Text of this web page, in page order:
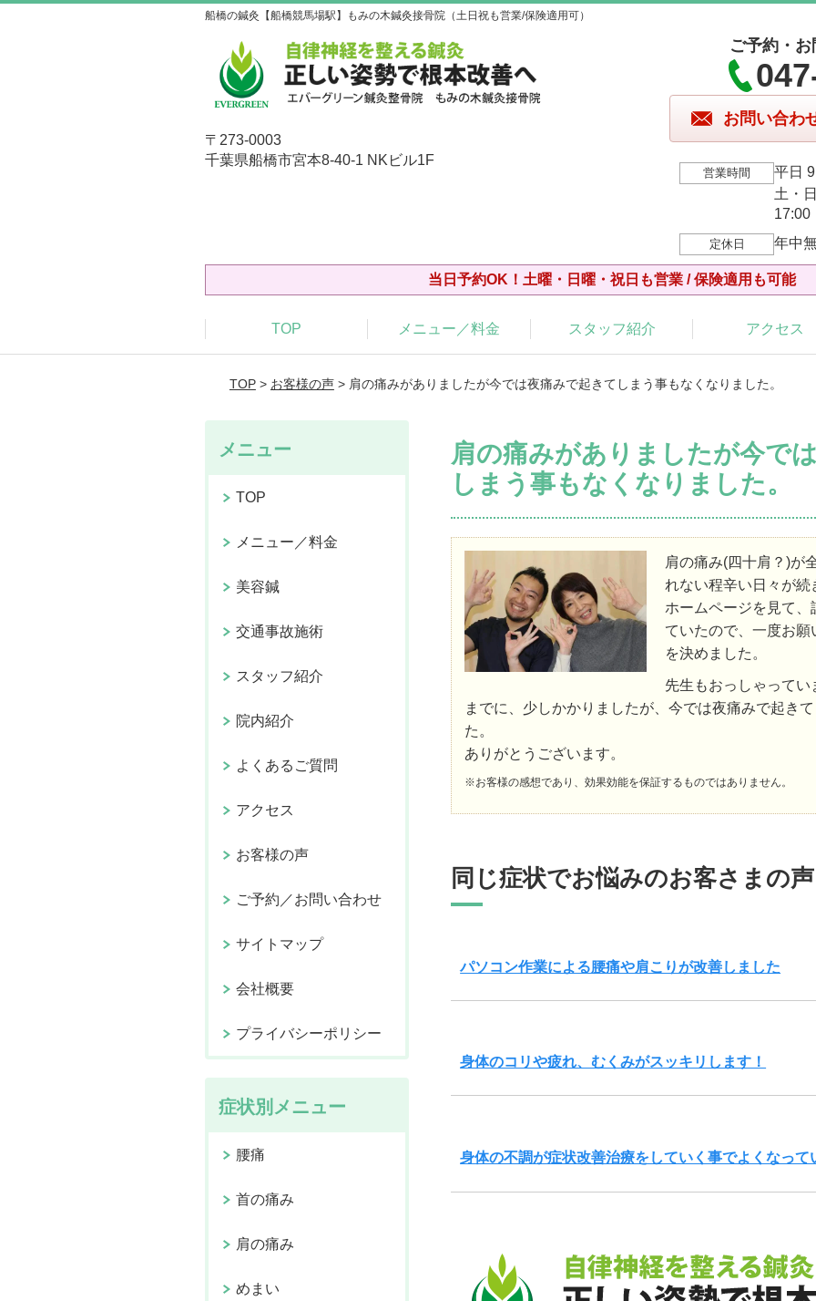
船橋の鍼灸【船橋競馬場駅】もみの木鍼灸接骨院（土日祝も営業/保険適用可）
〒273-0003
千葉県船橋市宮本8-40-1 NKビル1F
ご予約・
お問い合わ
営業時間
平日
土・
17:00
定休日 年中
当日予約OK！土曜・日曜・祝日も営業 / 保険適用も可能
TOP メニュー／料金 スタッフ紹介 アクセス
TOP> お客様の声> 肩の痛みがありましたが今では夜痛みで起きてしまう事もなくなりました。
肩の痛みがありましたが今で
しまう事もなくなりました。
肩の痛み(四十肩？)が
れない程辛い日々が続
ホームページを見て
ていたので、一度お
を決めました。
先生もおっしゃって
までに、少しかかりましたが、今では夜痛みで起き
た。
ありがとうございます。
※お客様の感想であり、効果効能を保証するものではありません。
同じ症状でお悩みのお客さまの声
パソコン作業による腰痛や肩こりが改善しました
身体のコリや疲れ、むくみがスッキリします！
身体の不調が症状改善治療をしていく事でよくなって
メニュー
TOP
メニュー／料金
美容鍼
交通事故施術
スタッフ紹介
院内紹介
よくあるご質問
アクセス
お客様の声
ご予約／お問い合わせ
サイトマップ
会社概要
プライバシーポリシー
症状別メニュー
腰痛
首の痛み
肩の痛み
めまい